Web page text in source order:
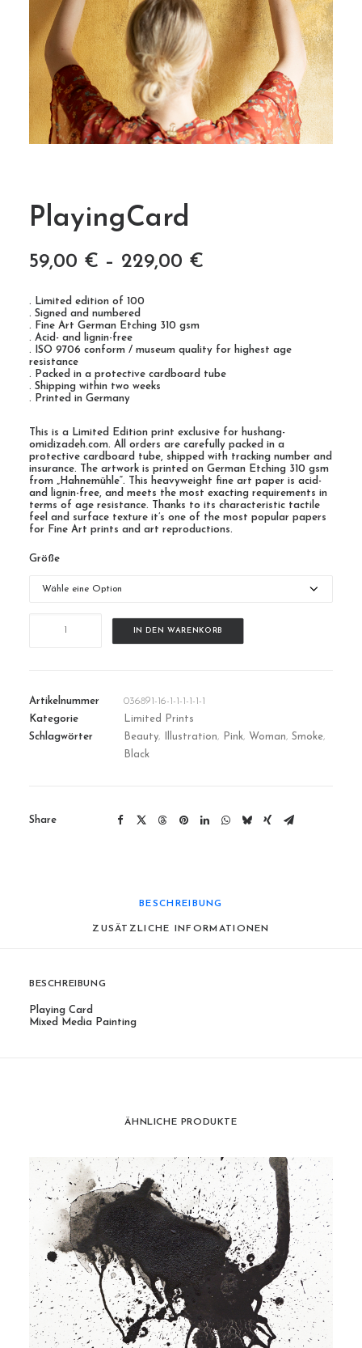
PlayingCard
59,00 € – 229,00 €
. Limited edition of 100
. Signed and numbered
. Fine Art German Etching 310 gsm
. Acid- and lignin-free
. ISO 9706 conform / museum quality for highest age
resistance
. Packed in a protective cardboard tube
. Shipping within two weeks
. Printed in Germany
This is a Limited Edition print exclusive for hushang-
omidizadeh.com. All orders are carefully packed in a
protective cardboard tube, shipped with tracking number and
insurance. The artwork is printed on German Etching 310 gsm
from „Hahnemühle“. This heavyweight fine art paper is acid-
and lignin-free, and meets the most exacting requirements in
terms of age resistance. Thanks to its characteristic tactile
feel and surface texture it’s one of the most popular papers
for Fine Art prints and art reproductions.
Größe
IN DEN WARENKORB
Artikelnummer
036891-16-1-1-1-1-1-1
Kategorie
Limited Prints
Schlagwörter
Beauty, Illustration, Pink, Woman, Smoke,
Black
Share
BESCHREIBUNG
ZUSÄTZLICHE INFORMATIONEN
BESCHREIBUNG
Playing Card
Mixed Media Painting
ÄHNLICHE PRODUKTE